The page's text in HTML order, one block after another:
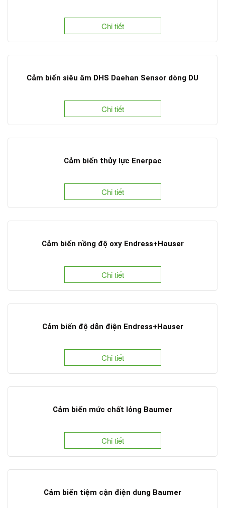
Chi tiết
Cảm biến siêu âm DHS Daehan Sensor dòng DU
Chi tiết
Cảm biến thủy lực Enerpac
Chi tiết
Cảm biến nồng độ oxy Endress+Hauser
Chi tiết
Cảm biến độ dẫn điện Endress+Hauser
Chi tiết
Cảm biến mức chất lỏng Baumer
Chi tiết
Cảm biến tiệm cận điện dung Baumer